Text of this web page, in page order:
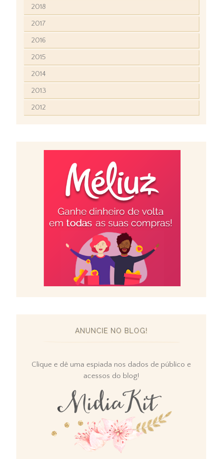
2018
2017
2016
2015
2014
2013
2012
ANUNCIE NO BLOG!
Clique e dê uma espiada nos dados de público e
acessos do blog!